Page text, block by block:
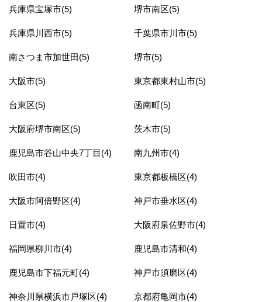
兵庫県宝塚市(5) 堺市南区(5)
兵庫県川西市(5) 千葉県市川市(5)
南さつま市加世田(5) 堺市(5)
大阪市(5) 東京都東村山市(5)
台東区(5) 函南町(5)
大阪府堺市南区(5) 茨木市(5)
鹿児島市谷山中央7丁目(4) 南九州市(4)
吹田市(4) 東京都板橋区(4)
大阪市阿倍野区(4) 神戸市垂水区(4)
日置市(4) 大阪府泉佐野市(4)
福岡県柳川市(4) 鹿児島市清和(4)
鹿児島市下福元町(4) 神戸市須磨区(4)
神奈川県横浜市戸塚区(4) 京都府亀岡市(4)